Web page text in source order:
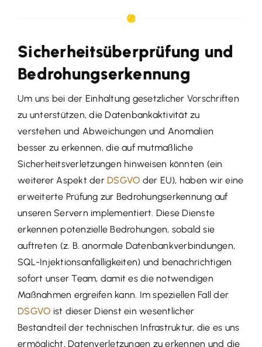
Sicherheitsüberprüfung und
Bedrohungserkennung
Um uns bei der Einhaltung gesetzlicher Vorschriften
zu unterstützen, die Datenbankaktivität zu
verstehen und Abweichungen und Anomalien
besser zu erkennen, die auf mutmaßliche
Sicherheitsverletzungen hinweisen könnten (ein
weiterer Aspekt der DSGVO der EU), haben wir eine
erweiterte Prüfung zur Bedrohungserkennung auf
unseren Servern implementiert. Diese Dienste
erkennen potenzielle Bedrohungen, sobald sie
auftreten (z. B. anormale Datenbankverbindungen,
SQL-Injektionsanfälligkeiten) und benachrichtigen
sofort unser Team, damit es die notwendigen
Maßnahmen ergreifen kann. Im speziellen Fall der
DSGVO ist dieser Dienst ein wesentlicher
Bestandteil der technischen Infrastruktur, die es uns
ermöglicht, Datenverletzungen zu erkennen und die